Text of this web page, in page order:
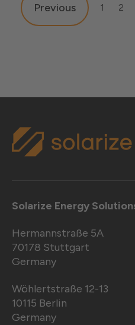
Previous 1 2
Solarize Energy
Hermannstraße 5A
70178 Stuttgart
Germany
Wöhlertstraße 12-13
10115 Berlin
Germany